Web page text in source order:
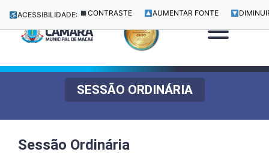
ACESSIBILIDADE: CONTRASTE AUMENTAR FONTE
SESSÃO ORDINÁRIA
Sessão Ordinária